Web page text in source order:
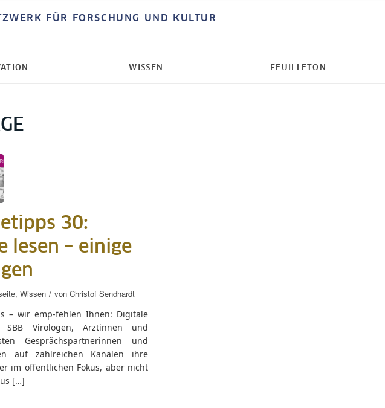
FÜR FORSCHUNG UND KULTUR
WISSEN FEUILLETON
30:
lesen – einige
, Wissen / von Christof Sendhardt
– wir emp-fehlen Ihnen: Digitale
Virologen, Ärztinnen und
Gesprächspartnerinnen und
auf zahlreichen Kanälen ihre
im öffentlichen Fokus, aber nicht
[…]